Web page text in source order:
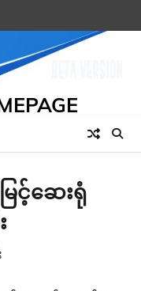
င့်ဆေးရုံ